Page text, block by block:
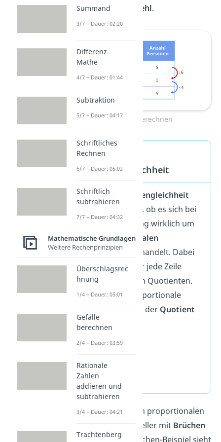
du nur 260 g Mehl.
Dreisatz berechnen
Probe —
Quotientengleichheit
Mit derQuotientengleichheit
, ob es sich bei
deiner Berechnung wirklich um
einenproportionalen
Zusammenhang handelt. Dabei
berechnest du für jede Zeile
deiner Tabelle den Quotienten.
Wenn es eine proportionale
Zuordnung ist, ist der Quotient
immergleich
390 : 6 =
260 : 4 =
Tipp: Du kannst den proportionalen
Dreisatz auch schneller mit Brüchen
lösen. Für unser Kuchen-Beispiel sieht
Summand
3/7 – Dauer: 02:20
Differenz
Mathe
4/7 – Dauer: 01:44
Subtraktion
5/7 – Dauer: 04:17
Schriftliches
Rechnen
6/7 – Dauer: 05:02
Schriftlich
subtrahieren
7/7 – Dauer: 04:32
Mathematische Grundlagen
Weitere Rechenprinzipien
Überschlagsrec
hnung
1/4 – Dauer: 05:01
Gefälle
berechnen
2/4 – Dauer: 03:59
Rationale
Zahlen
addieren und
subtrahieren
3/4 – Dauer: 04:21
Trachtenberg